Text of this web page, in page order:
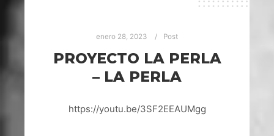
enero 28, 2023 Post
PROYECTO LA PERLA
– LA PERLA
https://youtu.be/3SF2EEAUMgg